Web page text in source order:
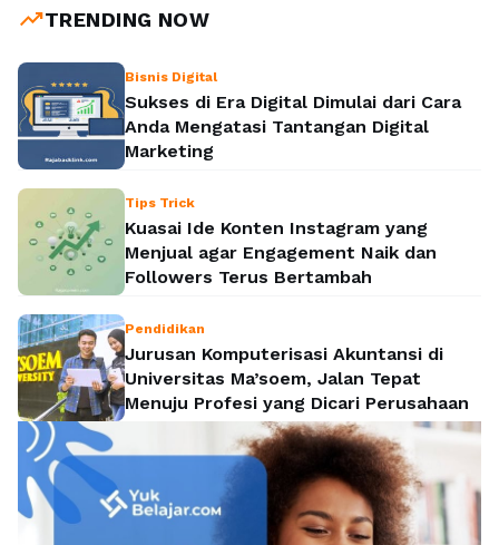
trending_upTRENDING NOW
Bisnis Digital
Sukses di Era Digital Dimulai dari Cara
Anda Mengatasi Tantangan Digital
Marketing
Tips Trick
Kuasai Ide Konten Instagram yang
Menjual agar Engagement Naik dan
Followers Terus Bertambah
Pendidikan
Jurusan Komputerisasi Akuntansi di
Universitas Ma’soem, Jalan Tepat
Menuju Profesi yang Dicari Perusahaan